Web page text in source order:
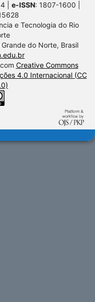
| e-ISSN: 1807-1600 |
e Tecnologia do Rio
do Norte, Brasil
Creative Commons
4.0 Internacional (CC